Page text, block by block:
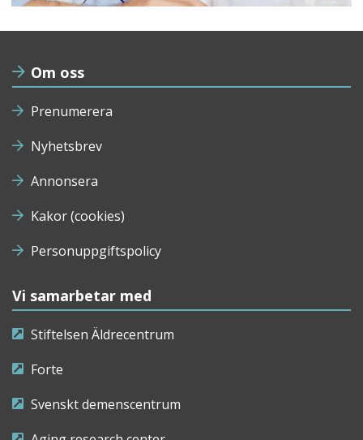
Om oss
Prenumerera
Nyhetsbrev
Annonsera
Kakor (cookies)
Personuppgiftspolicy
Vi samarbetar med
Stiftelsen Äldrecentrum
Forte
Svenskt demenscentrum